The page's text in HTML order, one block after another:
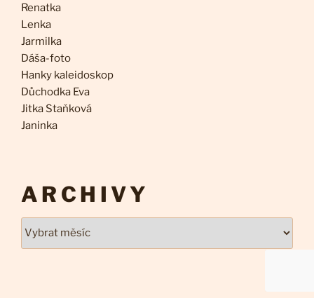
Renatka
Lenka
Jarmilka
Dáša-foto
Hanky kaleidoskop
Důchodka Eva
Jitka Staňková
Janinka
ARCHIVY